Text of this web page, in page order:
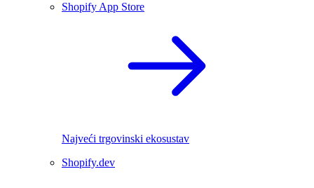
Shopify App Store
Najveći trgovinski ekosustav
Shopify.dev